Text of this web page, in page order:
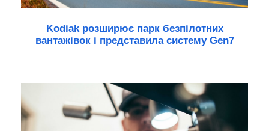
Kodiak розширює парк безпілотних
вантажівок і представила систему Gen7